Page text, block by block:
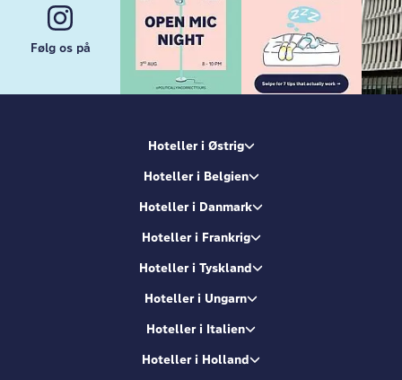
Følg os på
Hoteller i Østrig
Hoteller i Belgien
Hoteller i Danmark
Hoteller i Frankrig
Hoteller i Tyskland
Hoteller i Ungarn
Hoteller i Italien
Hoteller i Holland